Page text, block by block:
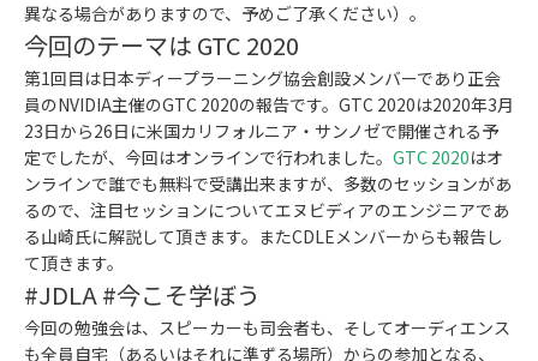
異なる場合がありますので、予めご了承ください）。
今回のテーマは GTC 2020
第1回目は日本ディープラーニング協会創設メンバーであり正会
員のNVIDIA主催のGTC 2020の報告です。GTC 2020は2020年3月
23日から26日に米国カリフォルニア・サンノゼで開催される予
定でしたが、今回はオンラインで行われました。 GTC 2020はオ
ンラインで誰でも無料で受講出来ますが、多数のセッションがあ
るので、注目セッションについてエヌビディアのエンジニアであ
る山崎氏に解説して頂きます。またCDLEメンバーからも報告し
て頂きます。
#JDLA #今こそ学ぼう
今回の勉強会は、スピーカーも司会者も、そしてオーディエンス
も全員自宅（あるいはそれに準ずる場所）からの参加となる、